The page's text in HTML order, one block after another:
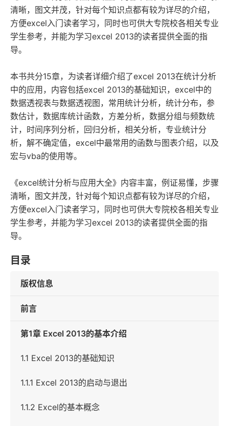
清晰，图文并茂，针对每个知识点都有较为详尽的介绍，
方便excel入门读者学习，同时也可供大专院校各相关专业
学生参考，并能为学习excel 2013的读者提供全面的指
导。
本书共分15章，为读者详细介绍了excel 2013在统计分析
中的应用，内容包括excel 2013的基础知识，excel中的
数据透视表与数据透视图，常用统计分析，统计分布，参
数估计，数据库统计函数，方差分析，数据分组与频数统
计，时间序列分析，回归分析，相关分析，专业统计分
析，解不确定值，excel中最常用的函数与图表介绍，以及
宏与vba的使用等。
《excel统计分析与应用大全》内容丰富，例证易懂，步骤
清晰，图文并茂，针对每个知识点都有较为详尽的介绍，
方便excel入门读者学习，同时也可供大专院校各相关专业
学生参考，并能为学习excel 2013的读者提供全面的指
导。
目录
版权信息
前言
第1章 Excel 2013的基本介绍
1.1 Excel 2013的基础知识
1.1.1 Excel 2013的启动与退出
1.1.2 Excel的基本概念